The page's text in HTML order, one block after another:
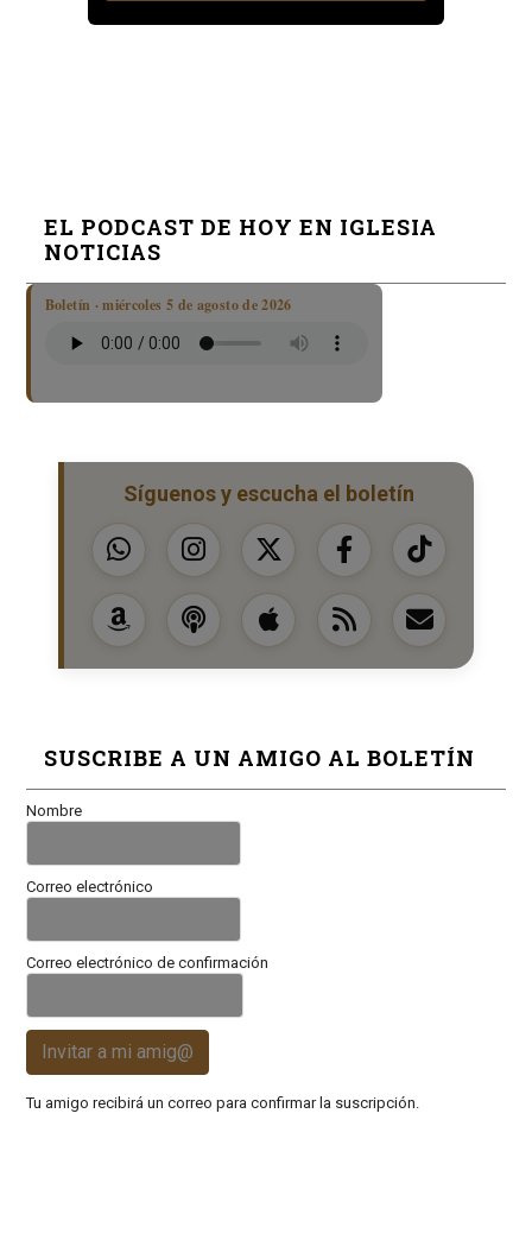
EL PODCAST DE HOY EN IGLESIA
NOTICIAS
Boletín · miércoles 5 de agosto de 2026
Síguenos y escucha el boletín
SUSCRIBE A UN AMIGO AL BOLETÍN
Nombre
Correo electrónico
Correo electrónico de confirmación
Invitar a mi amig@
Tu amigo recibirá un correo para confirmar la suscripción.